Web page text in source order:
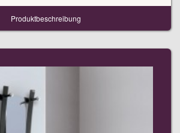
Produktbeschreibung